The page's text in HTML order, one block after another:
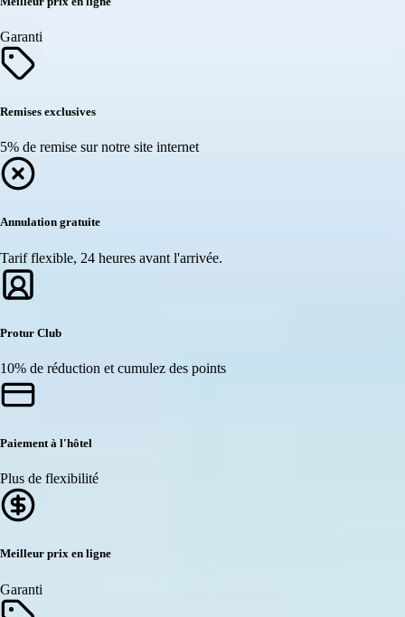
Garanti
Remises exclusives
5% de remise sur notre site internet
Annulation gratuite
Tarif flexible, 24 heures avant l'arrivée.
Protur Club
10% de réduction et cumulez des points
Paiement à l'hôtel
Plus de flexibilité
Meilleur prix en ligne
Garanti